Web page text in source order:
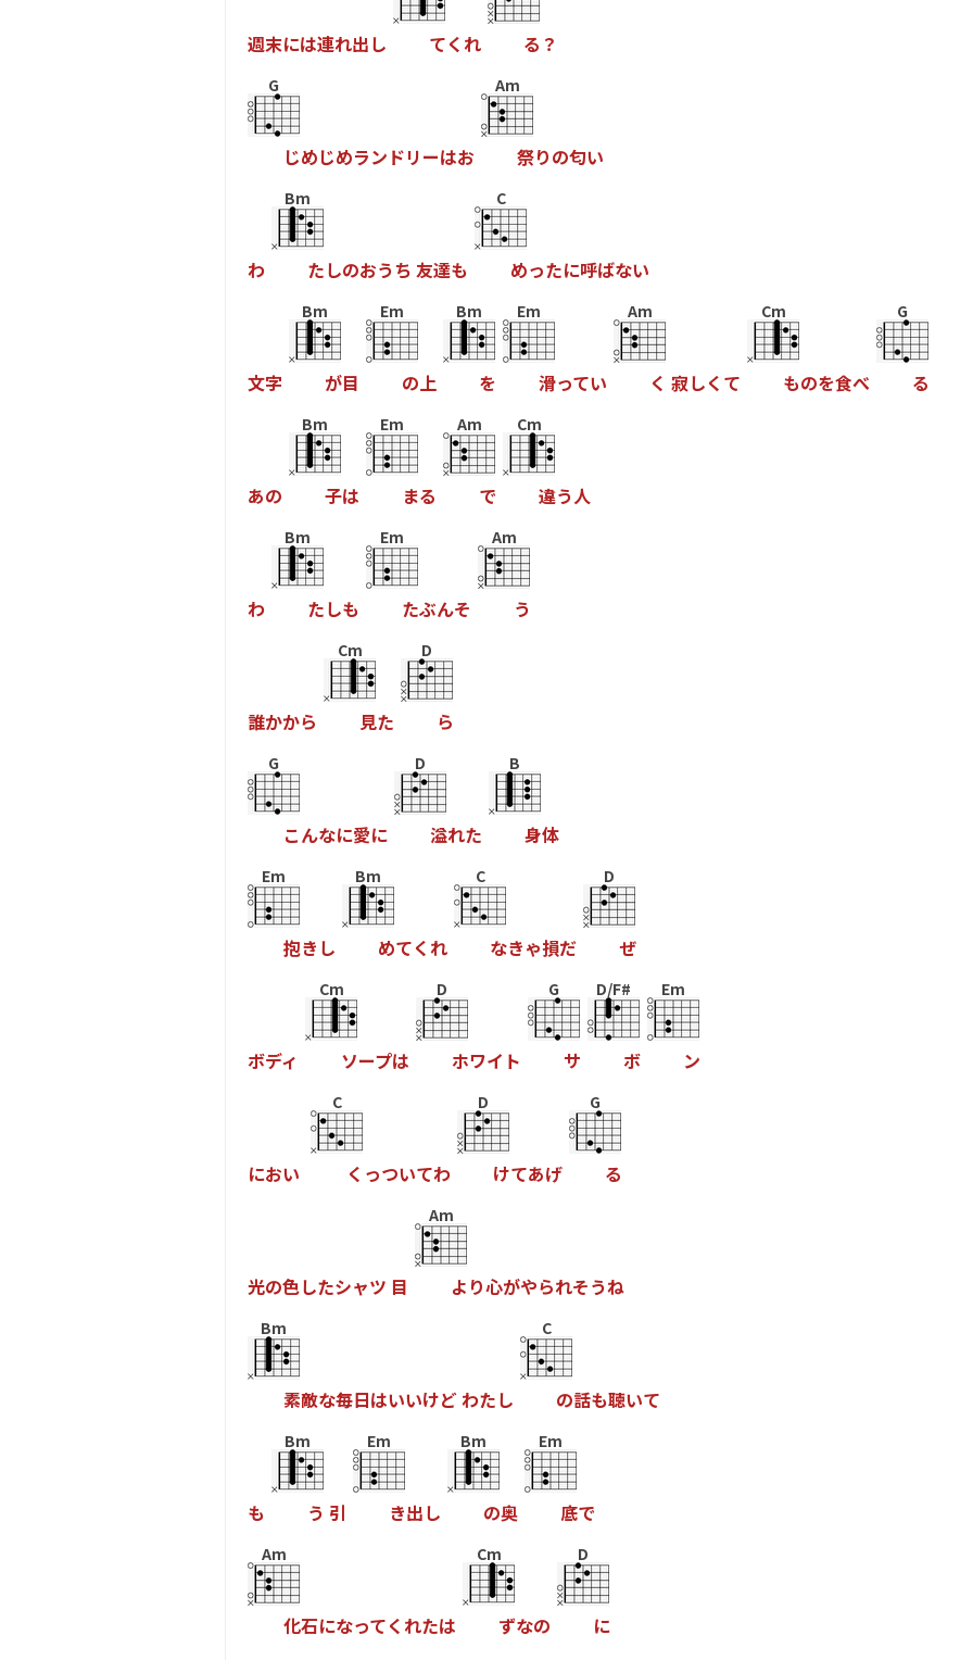
週末には連れ出し てく れ る ？
G
じめじめラン ドリーはお
Am
祭りの匂い
わ
Bm
たしのおう ち 友達も
C
めったに呼ばない
文字
Bm
が目
Em
の上
Bm
を
Em
滑ってい
Am
く 寂しく て
Cm
ものを食べ
G
る
あの
Bm
子は
Em
まる
Am
で
Cm
違う人
わ
Bm
たしも
Em
たぶんそ
Am
う
誰かから
Cm
見た
D
ら
G
こんなに愛に
D
溢れた
B
身体
Em
抱き し
Bm
めてく れ
C
なきゃ損だ
D
ぜ
ボディ
Cm
ソープは
D
ホワイ ト
G
サ
D/F#
ボ
Em
ン
におい
C
く っついてわ
D
けてあげ
G
る
光の色したシャツ 目
Am
よ り心がやられそうね
Bm
素敵な毎日はいいけどわたし
C
の話も聴いて
も
Bm
う 引
Em
き出し
Bm
の奥
Em
底で
Am
化石になってく れたは
Cm
ずなの
D
に